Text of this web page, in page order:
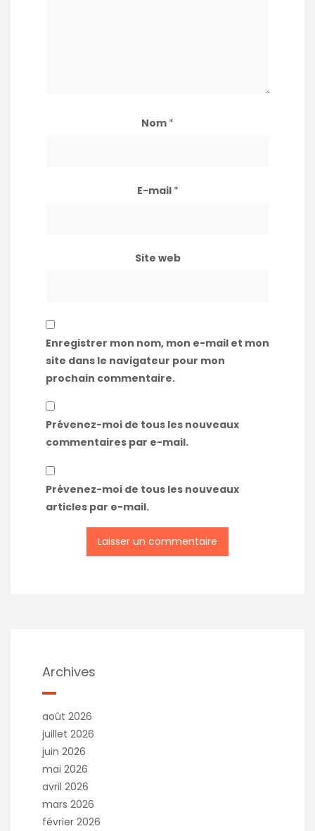
Nom *
E-mail *
Site web
Enregistrer mon nom, mon e-mail et mon
site dans le navigateur pour mon
prochain commentaire.
Prévenez-moi de tous les nouveaux
commentaires par e-mail.
Prévenez-moi de tous les nouveaux
articles par e-mail.
Archives
août 2026
juillet 2026
juin 2026
mai 2026
avril 2026
mars 2026
février 2026